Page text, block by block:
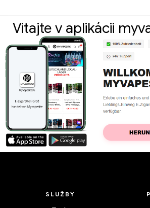
Vitajte v aplikácii
SLUŽBY